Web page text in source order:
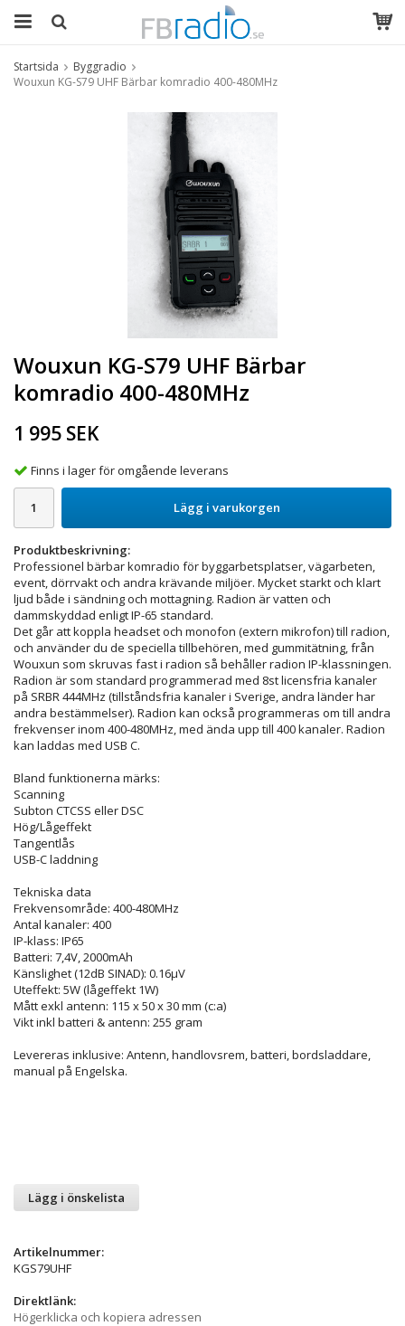
Startsida
Byggradio
Wouxun KG-S79 UHF Bärbar komradio 400-480MHz
Wouxun KG-S79 UHF Bärbar
komradio 400-480MHz
1 995 SEK
Finns i lager för omgående leverans
Lägg i varukorgen
Produktbeskrivning:
Professionel bärbar komradio för byggarbetsplatser, vägarbeten,
event, dörrvakt och andra krävande miljöer. Mycket starkt och klart
ljud både i sändning och mottagning. Radion är vatten och
dammskyddad enligt IP-65 standard.
Det går att koppla headset och monofon (extern mikrofon) till radion,
och använder du de speciella tillbehören, med gummitätning, från
Wouxun som skruvas fast i radion så behåller radion IP-klassningen.
Radion är som standard programmerad med 8st licensfria kanaler
på SRBR 444MHz (tillståndsfria kanaler i Sverige, andra länder har
andra bestämmelser). Radion kan också programmeras om till andra
frekvenser inom 400-480MHz, med ända upp till 400 kanaler. Radion
kan laddas med USB C.
Bland funktionerna märks:
Scanning
Subton CTCSS eller DSC
Hög/Lågeffekt
Tangentlås
USB-C laddning
Tekniska data
Frekvensområde: 400-480MHz
Antal kanaler: 400
IP-klass: IP65
Batteri: 7,4V, 2000mAh
Känslighet (12dB SINAD): 0.16µV
Uteffekt: 5W (lågeffekt 1W)
Mått exkl antenn: 115 x 50 x 30 mm (c:a)
Vikt inkl batteri & antenn: 255 gram
Levereras inklusive: Antenn, handlovsrem, batteri, bordsladdare,
manual på Engelska.
Lägg i önskelista
Artikelnummer:
KGS79UHF
Direktlänk:
Högerklicka och kopiera adressen